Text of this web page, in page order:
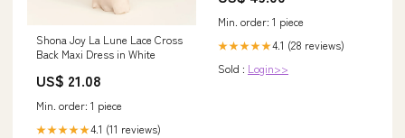
Shona Joy La Lune Lace Cross
Back Maxi Dress in White
US$ 21.08
Min. order: 1 piece
★★★★★4.1 (11 reviews)
Min. order: 1 piece
★★★★★4.1 (28 reviews)
Sold : Login>>